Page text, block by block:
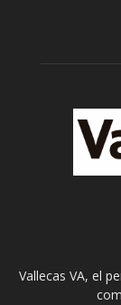
Vallecas VA, el